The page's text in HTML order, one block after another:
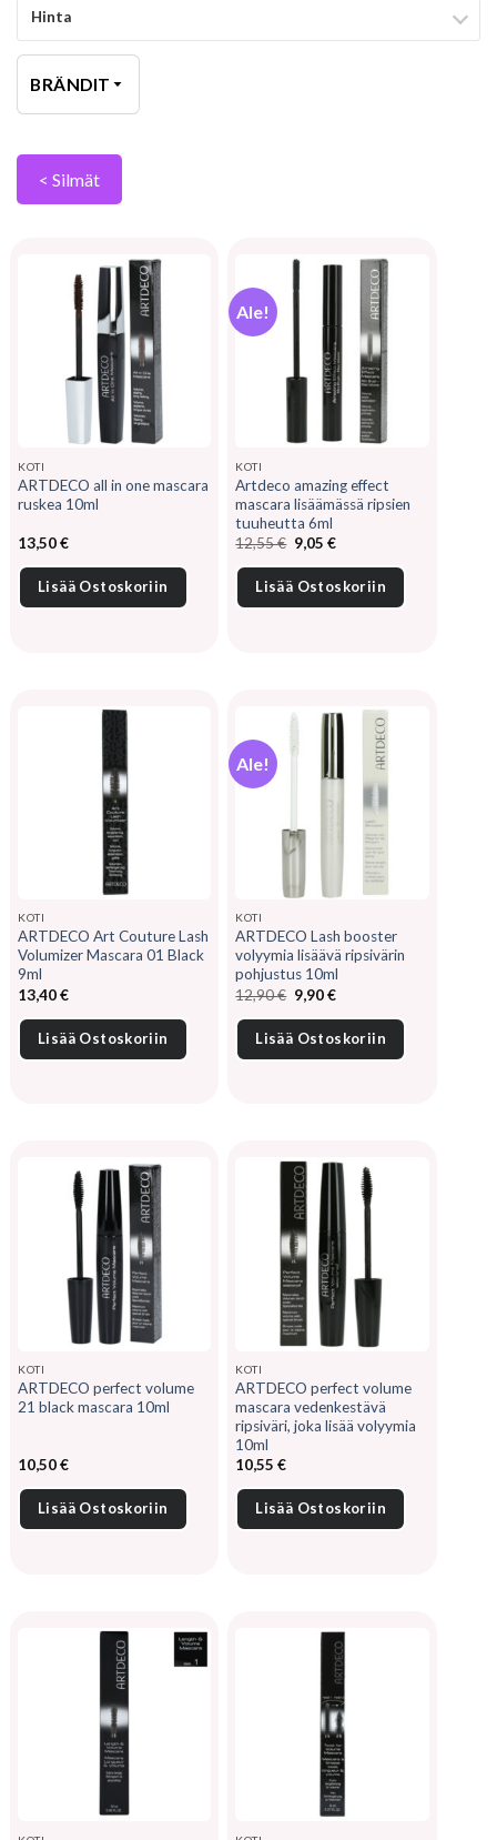
Hinta
BRÄNDIT
< Silmät
KOTI
ARTDECO all in one mascara
ruskea 10ml
13,50€
Lisää Ostoskoriin
Ale!
KOTI
Artdeco amazing effect
mascara lisäämässä ripsien
tuuheutta 6ml
12,55€ Alkuperäinen
hinta
oli:
12,55 €.
9,05€Nykyinen
on:
9,05 €.
Lisää Ostoskoriin
KOTI
ARTDECO Art Couture Lash
Volumizer Mascara 01 Black
9ml
13,40€
Lisää Ostoskoriin
Ale!
KOTI
ARTDECO Lash booster
volyymia lisäävä ripsivärin
pohjustus 10ml
12,90€ Alkuperäinen
hinta
oli:
12,90 €.
9,90€Nykyinen
on:
9,90 €.
Lisää Ostoskoriin
KOTI
ARTDECO perfect volume
21 black mascara 10ml
10,50€
Lisää Ostoskoriin
KOTI
ARTDECO perfect volume
mascara vedenkestävä
ripsiväri, joka lisää volyymia
10ml
10,55€
Lisää Ostoskoriin